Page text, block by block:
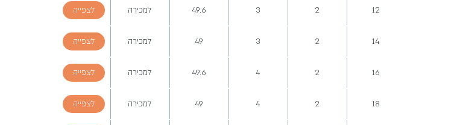
12
2
3
49.6 למכירה לצפייה
14
2
3
49 למכירה לצפייה
16
2
4
49.6 למכירה לצפייה
18
2
4
49 למכירה לצפייה